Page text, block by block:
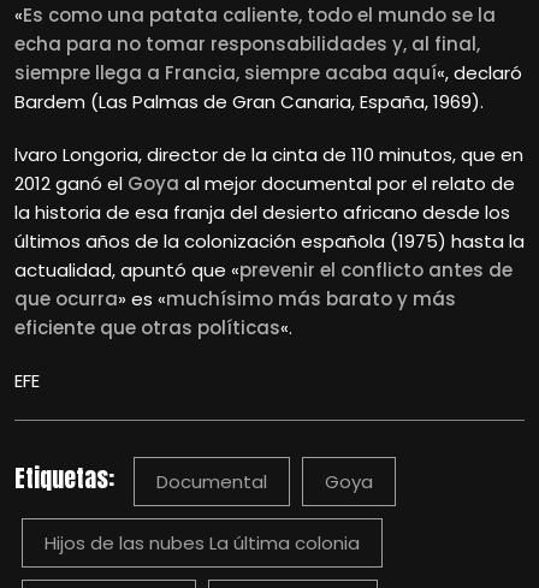
«Es como una patata caliente, todo el mundo se la
echa para no tomar responsabilidades y, al final,
siempre llega a Francia, siempre acaba aquí«, declaró
Bardem (Las Palmas de Gran Canaria, España, 1969).
lvaro Longoria, director de la cinta de 110 minutos, que en
2012 ganó el Goya al mejor documental por el relato de
la historia de esa franja del desierto africano desde los
últimos años de la colonización española (1975) hasta la
actualidad, apuntó que «prevenir el conflicto antes de
que ocurra» es «muchísimo más barato y más
eficiente que otras políticas«.
EFE
Etiquetas: Documental Goya
Hijos de las nubes La última colonia